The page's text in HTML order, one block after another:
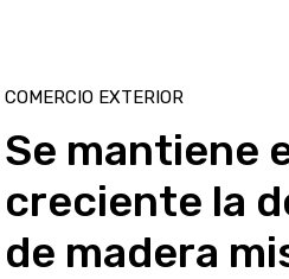
COMERCIO EXTERIOR
Se mantiene
creciente la
de madera